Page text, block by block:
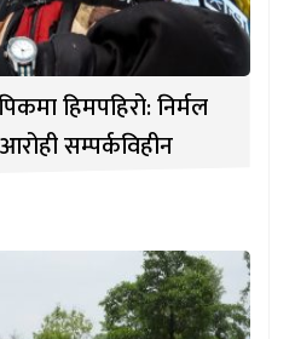
हिमपहिरो: निर्मल
सम्पर्कविहीन